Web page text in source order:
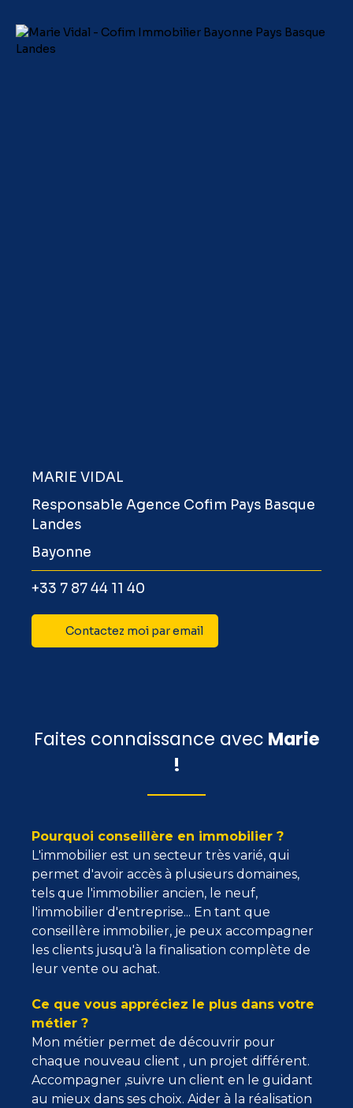
MARIE VIDAL
Responsable Agence Cofim Pays Basque
Landes
Bayonne
+33 7 87 44 11 40
Contactez moi par email
Faites connaissance avec Marie
!
Pourquoi conseillère en immobilier ?
L'immobilier est un secteur très varié, qui
permet d'avoir accès à plusieurs domaines,
tels que l'immobilier ancien, le neuf,
l'immobilier d'entreprise... En tant que
conseillère immobilier, je peux accompagner
les clients jusqu'à la finalisation complète de
leur vente ou achat.
Ce que vous appréciez le plus dans votre
métier ?
Mon métier permet de découvrir pour
chaque nouveau client , un projet différent.
Accompagner ,suivre un client en le guidant
au mieux dans ses choix. Aider à la réalisation